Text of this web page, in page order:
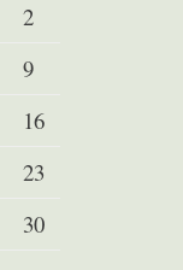
2
9
16
23
30